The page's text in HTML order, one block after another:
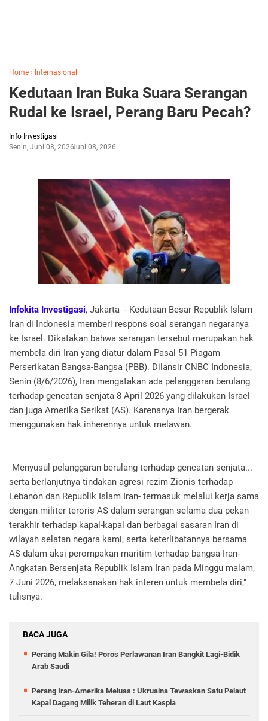
Home › Internasional
Kedutaan Iran Buka Suara Serangan
Rudal ke Israel, Perang Baru Pecah?
Info Investigasi
Senin, Juni 08, 2026Juni 08, 2026
Infokita Investigasi, Jakarta - Kedutaan Besar Republik Islam
Iran di Indonesia memberi respons soal serangan negaranya
ke Israel. Dikatakan bahwa serangan tersebut merupakan hak
membela diri Iran yang diatur dalam Pasal 51 Piagam
Perserikatan Bangsa-Bangsa (PBB). Dilansir CNBC Indonesia,
Senin (8/6/2026), Iran mengatakan ada pelanggaran berulang
terhadap gencatan senjata 8 April 2026 yang dilakukan Israel
dan juga Amerika Serikat (AS). Karenanya Iran bergerak
menggunakan hak inherennya untuk melawan.
"Menyusul pelanggaran berulang terhadap gencatan senjata...
serta berlanjutnya tindakan agresi rezim Zionis terhadap
Lebanon dan Republik Islam Iran- termasuk melalui kerja sama
dengan militer teroris AS dalam serangan selama dua pekan
terakhir terhadap kapal-kapal dan berbagai sasaran Iran di
wilayah selatan negara kami, serta keterlibatannya bersama
AS dalam aksi perompakan maritim terhadap bangsa Iran-
Angkatan Bersenjata Republik Islam Iran pada Minggu malam,
7 Juni 2026, melaksanakan hak interen untuk membela diri,"
tulisnya.
BACA JUGA
Perang Makin Gila! Poros Perlawanan Iran Bangkit Lagi-Bidik
Arab Saudi
Perang Iran-Amerika Meluas : Ukruaina Tewaskan Satu Pelaut
Kapal Dagang Milik Teheran di Laut Kaspia